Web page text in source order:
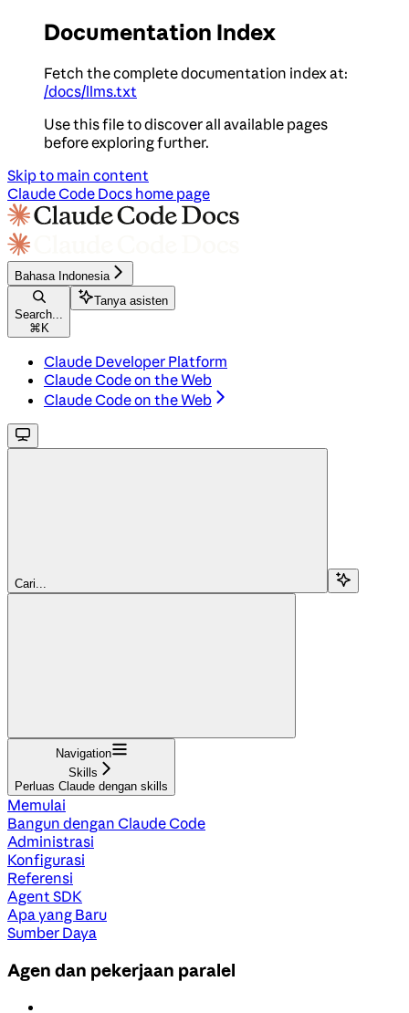
Documentation Index
Fetch the complete documentation index at:
/docs/llms.txt
Use this file to discover all available pages
before exploring further.
Skip to main content
Claude Code Docs home page
Bahasa Indonesia
Search...
⌘ K
Tanya asisten
Claude Developer Platform
Claude Code on the Web
Claude Code on the Web
Cari...
Navigation
Skills
Perluas Claude dengan skills
Memulai
Bangun dengan Claude Code
Administrasi
Konfigurasi
Referensi
Agent SDK
Apa yang Baru
Sumber Daya
Agen dan pekerjaan paralel